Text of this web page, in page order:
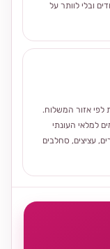
ובלי לוותר על
לפי אזור המשלוח.
למלאי העונתי
עציצים, סחלבים